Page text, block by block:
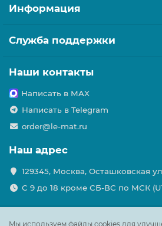
Мы используем файлы cookies для
Информация
Служба поддержки
Наши контакты
Написать в MAX
Написать в Telegram
order@le-mat.ru
Наш адрес
129345, Москва, Осташковская
С 9 до 18 кроме СБ-ВС по МСК